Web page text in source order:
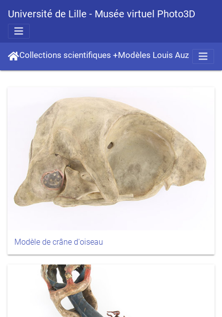
Université de Lille - Musée virtuel Photo3D
Collections scientifiques +Modèles Louis Auzoux
Modèle de crâne d'oiseau